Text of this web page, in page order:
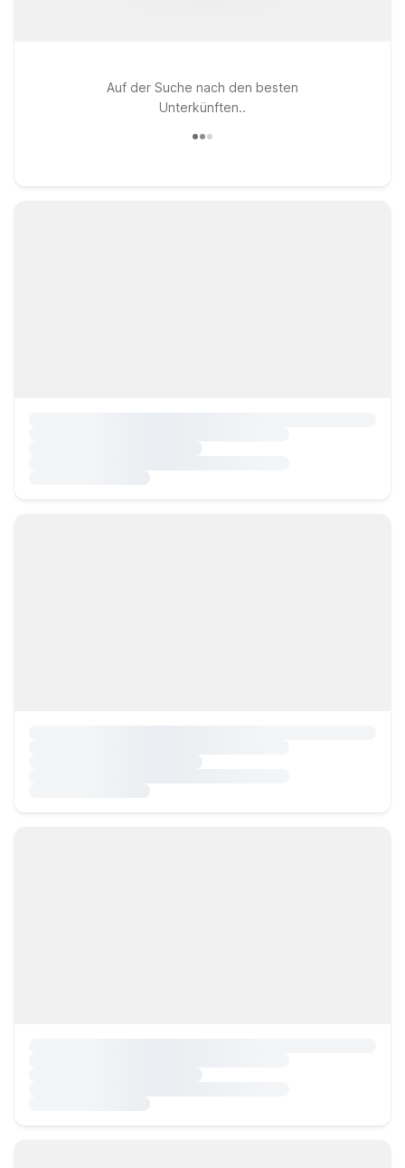
Auf der Suche nach den besten
Unterkünften..